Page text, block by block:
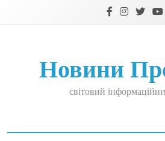
Новини
світовий